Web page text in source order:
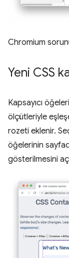
Chromium
Yeni CSS
Kapsayıcı
ölçütleriyle
rozeti eklenir.
öğelerinin
gösterilmesini